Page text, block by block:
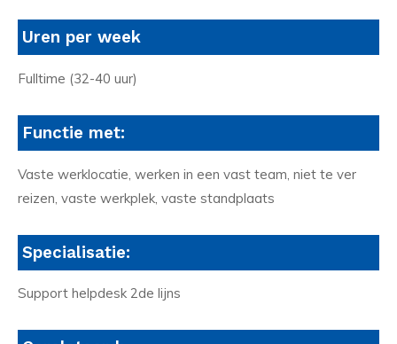
Uren per week
Fulltime (32-40 uur)
Functie met:
Vaste werklocatie, werken in een vast team, niet te ver
reizen, vaste werkplek, vaste standplaats
Specialisatie:
Support helpdesk 2de lijns